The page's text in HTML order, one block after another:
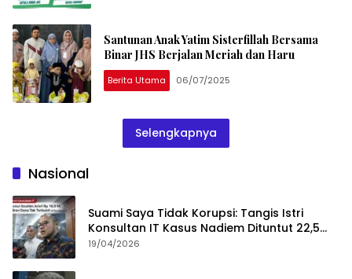
Santunan Anak Yatim Sisterfillah Bersama
Binar JHS Berjalan Meriah dan Haru
Berita Utama 06/07/2025
Selengkapnya
Nasional
Suami Saya Tidak Korupsi: Tangis Istri
Konsultan IT Kasus Nadiem Dituntut 22,5
Tahun
19/04/2026